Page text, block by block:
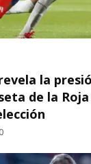
la
de la Roja